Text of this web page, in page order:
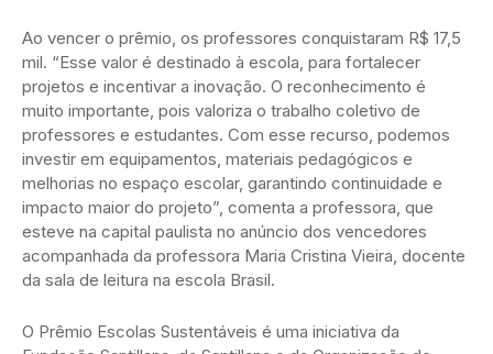
Ao vencer o prêmio, os professores conquistaram R$ 17,5
mil. “Esse valor é destinado à escola, para fortalecer
projetos e incentivar a inovação. O reconhecimento é
muito importante, pois valoriza o trabalho coletivo de
professores e estudantes. Com esse recurso, podemos
investir em equipamentos, materiais pedagógicos e
melhorias no espaço escolar, garantindo continuidade e
impacto maior do projeto”, comenta a professora, que
esteve na capital paulista no anúncio dos vencedores
acompanhada da professora Maria Cristina Vieira, docente
da sala de leitura na escola Brasil.
O Prêmio Escolas Sustentáveis é uma iniciativa da